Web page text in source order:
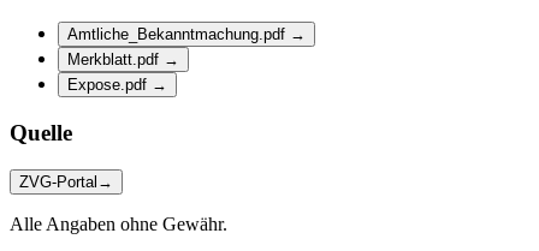
Amtliche_Bekanntmachung.pdf →
Merkblatt.pdf →
Expose.pdf →
Quelle
ZVG-Portal →
Alle Angaben ohne Gewähr.